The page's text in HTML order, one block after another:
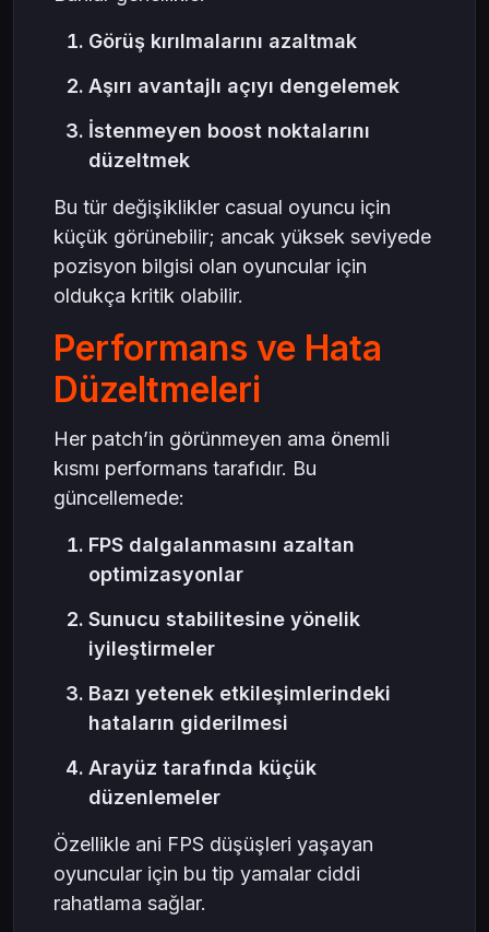
Görüş kırılmalarını azaltmak
Aşırı avantajlı açıyı dengelemek
İstenmeyen boost noktalarını
düzeltmek
Bu tür değişiklikler casual oyuncu için
küçük görünebilir; ancak yüksek seviyede
pozisyon bilgisi olan oyuncular için
oldukça kritik olabilir.
Performans ve Hata
Düzeltmeleri
Her patch’in görünmeyen ama önemli
kısmı performans tarafıdır. Bu
güncellemede:
FPS dalgalanmasını azaltan
optimizasyonlar
Sunucu stabilitesine yönelik
iyileştirmeler
Bazı yetenek etkileşimlerindeki
hataların giderilmesi
Arayüz tarafında küçük
düzenlemeler
Özellikle ani FPS düşüşleri yaşayan
oyuncular için bu tip yamalar ciddi
rahatlama sağlar.